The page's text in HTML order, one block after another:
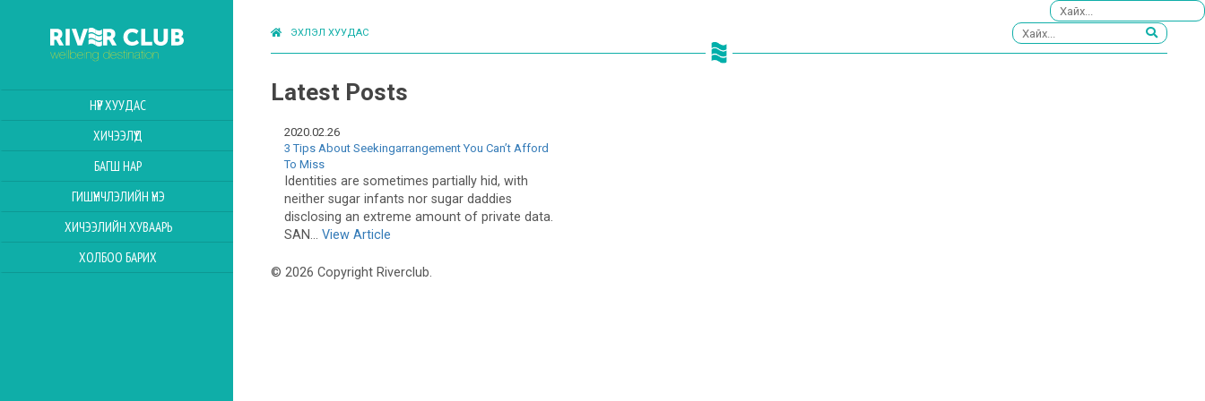
НҮҮР ХУУДАС
ХИЧЭЭЛҮҮД
БАГШ НАР
ГИШҮҮНЧЛЭЛИЙН ҮНЭ
ХИЧЭЭЛИЙН ХУВААРЬ
ХОЛБОО БАРИХ
ЭХЛЭЛ ХУУДАС
Latest Posts
2020.02.26
3 Tips About Seekingarrangement You Can’t Afford
To Miss
Identities are sometimes partially hid, with
neither sugar infants nor sugar daddies
disclosing an extreme amount of private data.
SAN... View Article
© 2026 Copyright Riverclub.